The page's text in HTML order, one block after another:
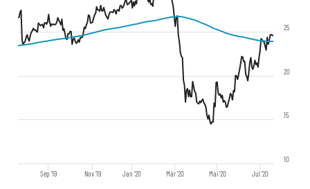
Sep '19 Nov '19 Jan '20 Mär '20 Mai '20 Jul '20
10
15
20
25